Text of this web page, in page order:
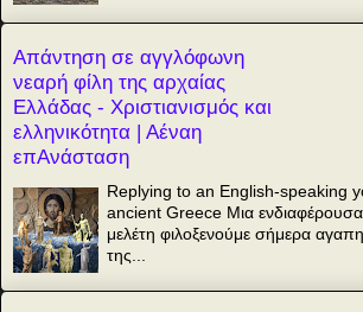
Απάντηση σε αγγλόφωνη
νεαρή φίλη της αρχαίας
Ελλάδας - Χριστιανισμός και
ελληνικότητα | Αέναη
επΑνάσταση
Replying to an English-speaking
ancient Greece Μια ενδιαφέρουσα
μελέτη φιλοξενούμε σήμερα
της...